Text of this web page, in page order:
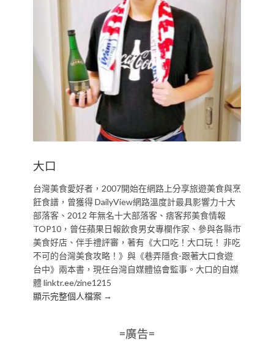
大口
台灣美食愛好者，2007開始在網路上分享旅遊美食與烹
飪食譜，曾獲得 DailyView網路溫度計最具影響力十大
部落客、2012 年無名十大部落客、痞客邦美食情報
TOP10，曾任蘋果日報飲食男女專欄作家、參與各縣市
美食好店、伴手禮評審，著有《大口吃！大口玩！ 非吃
不可的台灣美食攻略！》與《巷弄隱食-跟著大口食遊
台中》兩本書，現任台灣自媒體協會監事。大口的自媒
體 linktr.ee/zine1215
顯示完整個人檔案 →
=廣告=